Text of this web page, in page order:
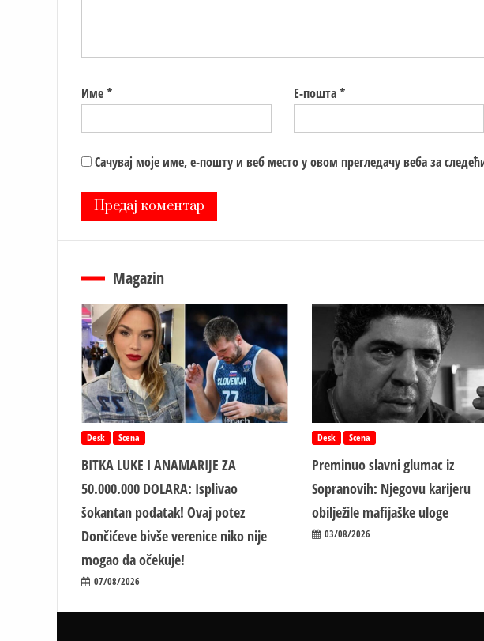
Име* Е-пошта*
Сачувај моје име, е-пошту и веб место у овом прегледачу веба за
Magazin
Desk Scena
BITKA LUKE I ANAMARIJE ZA
50.000.000 DOLARA: Isplivao
šokantan podatak! Ovaj potez
Dončićeve bivše verenice niko nije
mogao da očekuje!
07/08/2026
Desk Scena
Preminuo slavni glumac iz
Sopranovih: Njegovu karijeru
obilježile mafijaške uloge
03/08/2026